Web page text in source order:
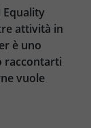
attività in
è uno
raccontarti
vuole